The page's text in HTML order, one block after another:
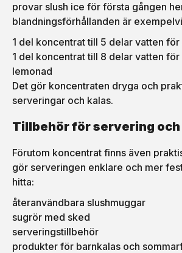
provar slush ice för första gången
blandningsförhållanden är
1 del koncentrat till 5 delar vatten för
1 del koncentrat till 8 delar vatten
lemonad
Det gör koncentraten dryga och
serveringar och kalas.
Tillbehör för servering
Förutom koncentrat finns även
gör serveringen enklare och mer
hitta:
återanvändbara slushmuggar
sugrör med sked
serveringstillbehör
produkter för barnkalas och